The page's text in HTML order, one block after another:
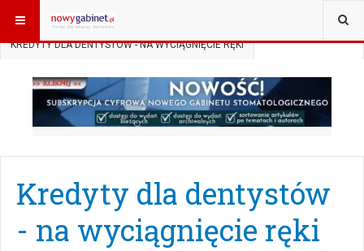
JESTEŚ TUTAJ: START
KREDYTY DLA DENTYSTÓW - NA WYCIĄGNIĘCIE RĘKI
Kredyty dla dentystów
- na wyciągnięcie ręki